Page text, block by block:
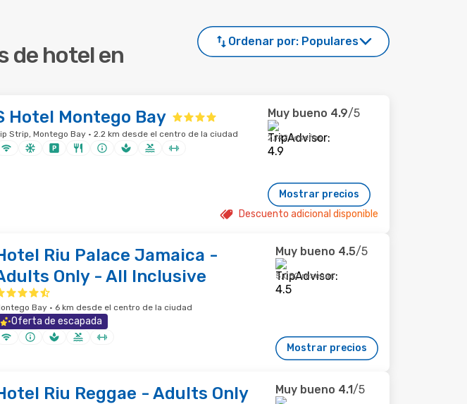
de hotel en
Ordenar por: Populares
Hotel Montego Bay
Strip, Montego Bay · 2.2 km desde el centro de la ciudad
Muy bueno 4.9/5
2,142 reseñas
Mostrar precios
Descuento adicional disponible
Riu Palace Jamaica -
Only - All Inclusive
Bay · 6 km desde el centro de la ciudad
Oferta de escapada
Muy bueno 4.5/5
5,082 reseñas
Mostrar precios
Riu Reggae - Adults Only
Muy bueno 4.1/5